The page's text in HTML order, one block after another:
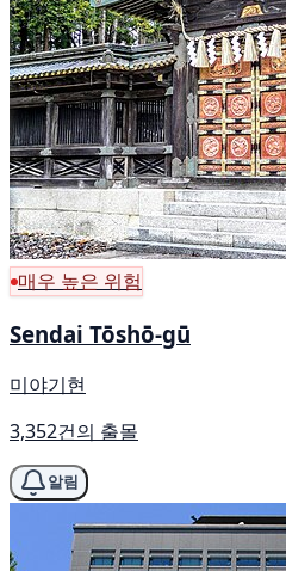
매우 높은 위험
Sendai Tōshō-gū
미야기현
3,352건의 출몰
알림